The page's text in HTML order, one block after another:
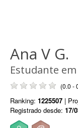
Ana V G.
Estudante
(0.0 -
Ranking: 1225507 |
Registrado desde: 17/